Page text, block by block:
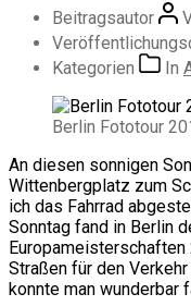
Beitragsautor
Kategorien
In
Berlin Fototour
An diesen sonnigen
Wittenbergplatz zum
ich das Fahrrad
Sonntag fand in Berlin
Straßen für den
konnte man wunderbar